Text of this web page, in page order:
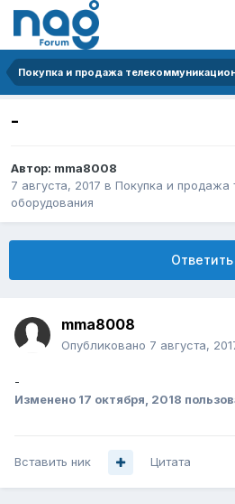
-
Автор: mma8008
7 августа, 2017 в Покупка и продажа
оборудования
Ответить
mma8008
Опубликовано 7 августа,
-
Изменено 17 октября, 2018
Вставить ник Цитата